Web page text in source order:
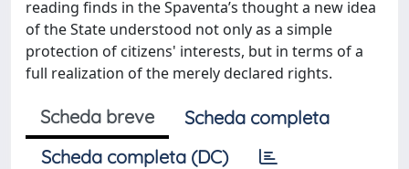
reading finds in the Spaventa’s thought a new idea
of the State understood not only as a simple
protection of citizens' interests, but in terms of a
full realization of the merely declared rights.
Scheda breve
Scheda completa
Scheda completa (DC)